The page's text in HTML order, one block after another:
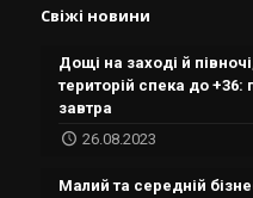
Свіжі новини
Дощі на заході й
територій спека до +36:
завтра
26.08.2023
Малий та середній